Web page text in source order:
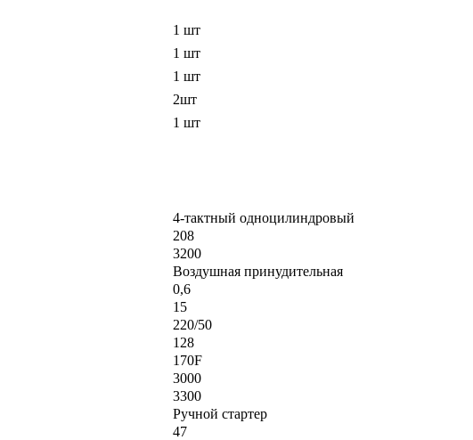
1 шт
1 шт
1 шт
2шт
1 шт
4-тактный одноцилиндровый
208
3200
Воздушная принудительная
0,6
15
220/50
128
170F
3000
3300
Ручной стартер
47